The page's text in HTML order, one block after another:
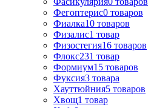
Фегоптерис0 товаров
Фиалка10 товаров
Физалис1 товар
Физостегия16 товаров
Флокс231 товар
Формиум15 товаров
Фуксия3 товара
Хауттюйния5 товаров
Хвощ1 товар